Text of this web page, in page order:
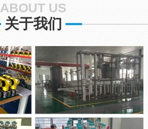
ABOUT US
关于我们